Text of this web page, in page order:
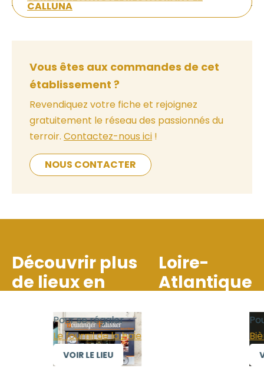
CALLUNA
Vous êtes aux commandes de cet
établissement ?
Revendiquez votre fiche et rejoignez
gratuitement le réseau des passionnés du
terroir. Contactez-nous ici !
NOUS CONTACTER
Découvrir plus
de lieux en
Loire-
Atlantique
Pour se régaler
Le fournil de la baie
VOIR LE LIEU